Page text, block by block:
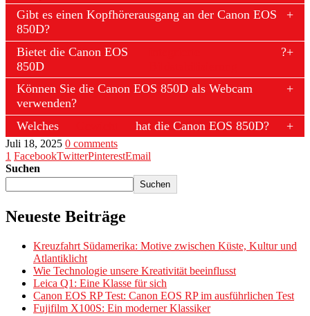
Gibt es einen Kopfhörerausgang an der Canon EOS
850D?
Bietet die Canon EOS
850D
?
Können Sie die Canon EOS 850D als Webcam
verwenden?
Welches
hat die Canon EOS 850D?
Juli 18, 2025 0 comments
1 FacebookTwitterPinterestEmail
Suchen
Suchen
Neueste Beiträge
Kreuzfahrt Südamerika: Motive zwischen Küste, Kultur und
Atlantiklicht
Wie Technologie unsere Kreativität beeinflusst
Leica Q1: Eine Klasse für sich
Canon EOS RP Test: Canon EOS RP im ausführlichen Test
Fujifilm X100S: Ein moderner Klassiker